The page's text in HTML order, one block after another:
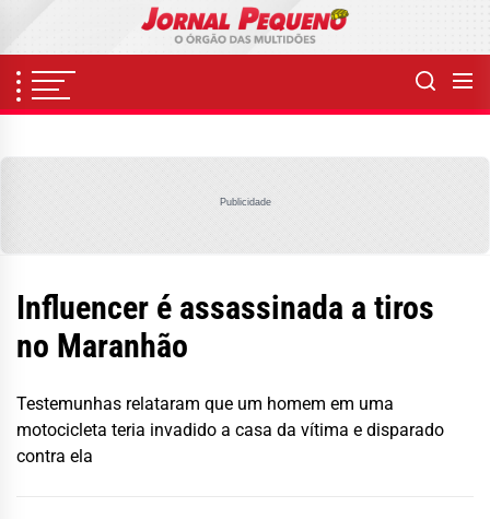
content
Publicidade
Influencer é assassinada a tiros
no Maranhão
Testemunhas relataram que um homem em uma
motocicleta teria invadido a casa da vítima e disparado
contra ela